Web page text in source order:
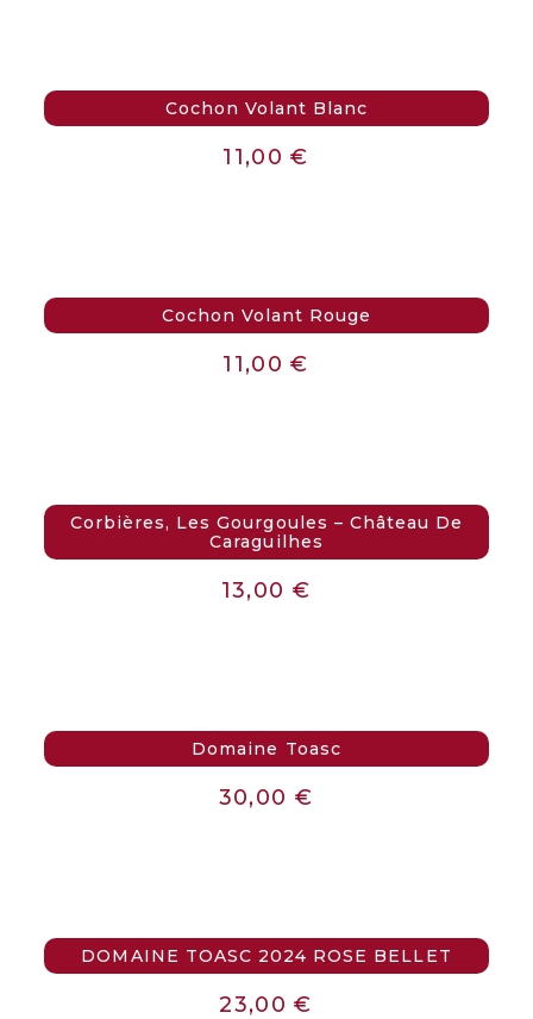
Cochon Volant Blanc
11,00€
Cochon Volant Rouge
11,00€
Corbières, Les Gourgoules – Château De
Caraguilhes
13,00 €
Domaine Toasc
30,00 €
DOMAINE TOASC 2024 ROSE BELLET
23,00€